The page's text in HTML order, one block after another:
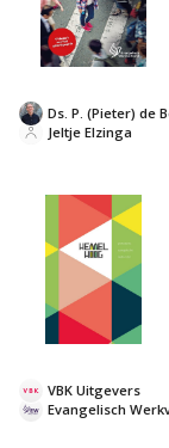
Jeltje Elzinga
Ds. P. (Pieter) de
Evangelisch
VBK Uitgevers